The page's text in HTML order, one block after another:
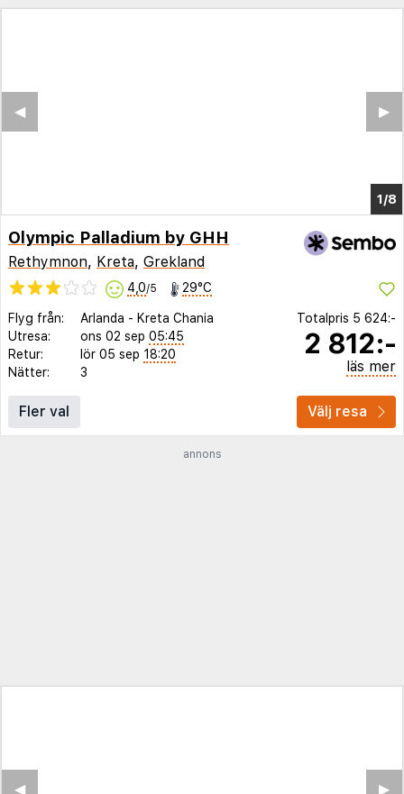
1/5
▶︎
◀︎
Olympic Palladium by GHH
Rethymnon, Kreta, Grekland
4,0/5 29°C
Flyg från: Arlanda - Kreta Chania
Utresa:
ons 02 sep 05:45
Retur:
lör 05 sep 18:20
Nätter:
3
Totalpris 5 624:-
2 812:-
läs mer
Fler val Välj resa
annons